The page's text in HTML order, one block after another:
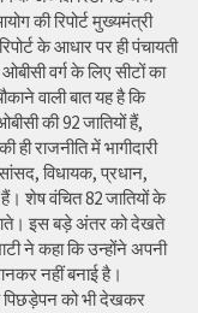
की रिपोर्ट मुख्यमंत्री
के आधार पर ही पंचायती
वर्ग के लिए सीटों का
वाली बात यह है कि
की 92 जातियों हैं,
राजनीति में भागीदारी
विधायक, प्रधान,
शेष वंचित 82 जातियों के
इस बड़े अंतर को देखते
ने कहा कि उन्होंने अपनी
नहीं बनाई है।
पिछड़ेपन को भी देखकर